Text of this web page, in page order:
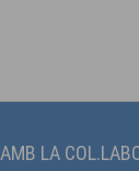
AMB LA